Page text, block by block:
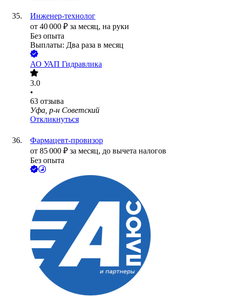
Инженер-технолог
от 40 000 ₽ за месяц, на руки
Без опыта
Выплаты: Два раза в месяц
АО УАП Гидравлика
3.0
•
63 отзыва
Уфа, р-н Советский
Откликнуться
Фармацевт-провизор
от 85 000 ₽ за месяц, до вычета налогов
Без опыта